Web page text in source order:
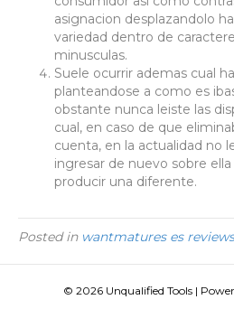
asignacion desplazandolo
variedad dentro de
minusculas.
Suele ocurrir ademas cual
planteandose a como es
obstante nunca leiste las
cual, en caso de que
cuenta, en la actualidad no
ingresar de nuevo sobre
producir una diferente.
Posted in wantmatures es reviews
© 2026 Unqualified Tools |